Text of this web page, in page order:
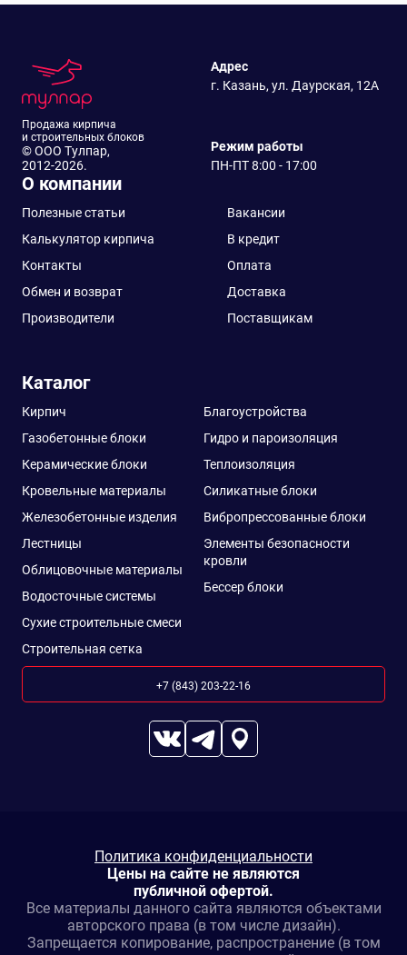
Продажа кирпича
и строительных блоков
© ООО Тулпар,
2012-2026.
Адрес
г. Казань, ул. Даурская, 12А
Режим работы
ПН-ПТ 8:00 - 17:00
О компании
Полезные статьи
Вакансии
Калькулятор кирпича
В кредит
Контакты
Оплата
Обмен и возврат
Доставка
Производители
Поставщикам
Каталог
Кирпич
Газобетонные блоки
Керамические блоки
Кровельные материалы
Железобетонные изделия
Лестницы
Облицовочные материалы
Водосточные системы
Сухие строительные смеси
Строительная сетка
Благоустройства
Гидро и пароизоляция
Теплоизоляция
Силикатные блоки
Вибропрессованные блоки
Элементы безопасности
кровли
Бессер блоки
+7 (843) 203-22-16
Цены на сайте не являются
публичной офертой.
Все материалы данного сайта являются объектами
авторского права (в том числе дизайн).
Запрещается копирование, распространение (в том
Политика конфиденциальности